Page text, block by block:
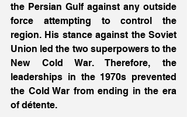
the Persian Gulf against any outside
force attempting to control the
region. His stance against the Soviet
Union led the two superpowers to the
New Cold War. Therefore, the
leaderships in the 1970s prevented
the Cold War from ending in the era
of détente.